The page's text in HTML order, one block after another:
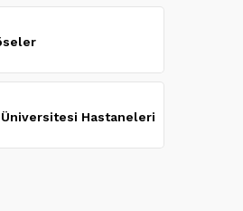
Hastaneleri